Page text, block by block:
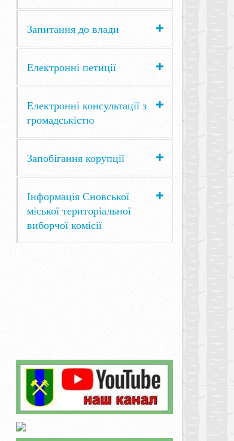
Запитання до влади
Електронні петиції
Електронні консультації з
громадськістю
Запобігання корупції
Інформація Сновської
міської територіальної
виборчої комісії